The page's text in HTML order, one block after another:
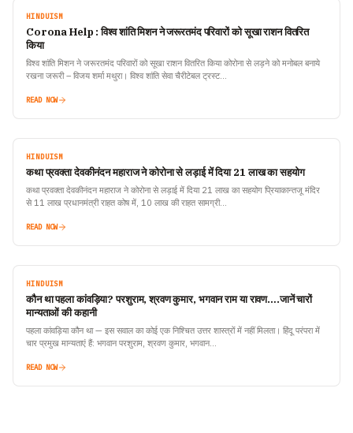
HINDUISM
Corona Help : विश्व शांति मिशन ने जरूरतमंद परिवारों को सूखा राशन वितरित
किया
विश्व शांति मिशन ने जरूरतमंद परिवारों को सूखा राशन वितरित किया कोरोना से लड़ने को मनोबल बनाये
रखना जरूरी – विजय शर्मा मथुरा। विश्व शांति सेवा चैरीटेबल ट्रस्ट…
READ NOW
HINDUISM
कथा प्रवक्ता देवकीनंदन महाराज ने कोरोना से लड़ाई में दिया 21 लाख का सहयोग
कथा प्रवक्ता देवकीनंदन महाराज ने कोरोना से लड़ाई में दिया 21 लाख का सहयोग प्रियाकान्तजू मंदिर
से 11 लाख प्रधानमंत्री राहत कोष में, 10 लाख की राहत सामग्री…
READ NOW
HINDUISM
कौन था पहला कांवड़िया? परशुराम, श्रवण कुमार, भगवान राम या रावण….जानें चारों
मान्यताओं की कहानी
पहला कांवड़िया कौन था — इस सवाल का कोई एक निश्चित उत्तर शास्त्रों में नहीं मिलता। हिंदू परंपरा में
चार प्रमुख मान्यताएं हैं: भगवान परशुराम, श्रवण कुमार, भगवान…
READ NOW